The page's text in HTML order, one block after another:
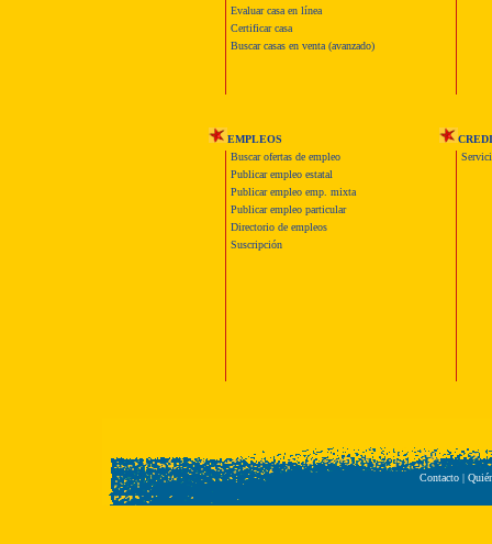
Evaluar casa en línea
Certificar casa
Buscar casas en venta (avanzado)
EMPLEOS
Buscar ofertas de empleo
Publicar empleo estatal
Publicar empleo emp. mixta
Publicar empleo particular
Directorio de empleos
Suscripción
Contacto|